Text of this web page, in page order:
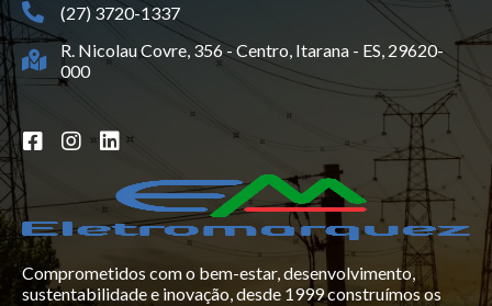
Comprometidos com o bem-estar, desenvolvimento,
sustentabilidade e inovação, desde 1999 construímos os
(27) 3720-1337
R. Nicolau Covre, 356 - Centro, Itarana - ES, 29620-
000